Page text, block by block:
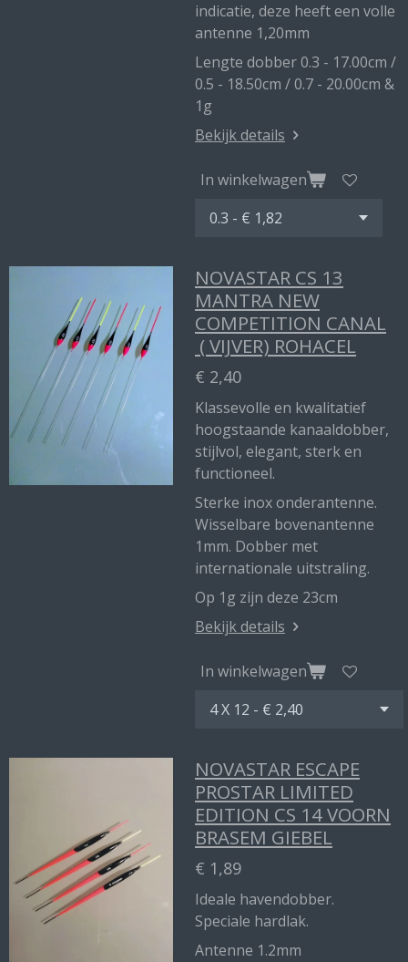
indicatie, deze heeft een volle
antenne 1,20mm
Lengte dobber 0.3 - 17.00cm /
0.5 - 18.50cm / 0.7 - 20.00cm &
1g
Bekijk details
In winkelwagen
NOVASTAR CS 13
MANTRA NEW
COMPETITION CANAL
( VIJVER) ROHACEL
€ 2,40
Klassevolle en kwalitatief
hoogstaande kanaaldobber,
stijlvol, elegant, sterk en
functioneel.
Sterke inox onderantenne.
Wisselbare bovenantenne
1mm. Dobber met
internationale uitstraling.
Op 1g zijn deze 23cm
Bekijk details
In winkelwagen
NOVASTAR ESCAPE
PROSTAR LIMITED
EDITION CS 14 VOORN
BRASEM GIEBEL
€ 1,89
Ideale havendobber.
Speciale hardlak.
Antenne 1.2mm